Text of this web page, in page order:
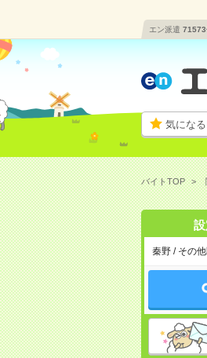
エン派遣 71573
気にな
バイトTOP
秦野 / その